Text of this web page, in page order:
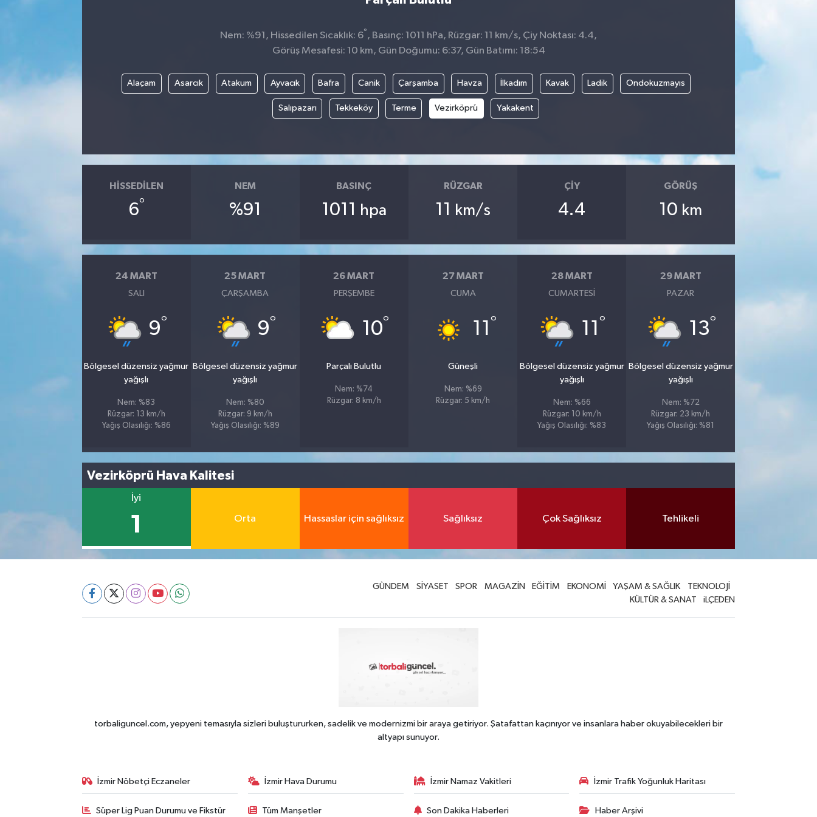
Nem: %91, Hissedilen Sıcaklık: 6° , Basınç: 1011 hPa, Rüzgar: 11 km/s, Çiy Noktası: 4.4,
Görüş Mesafesi: 10 km, Gün Doğumu: 6:37, Gün Batımı: 18:54
Alaçam Asarcık Atakum Ayvacık Bafra Canik Çarşamba Havza İlkadım Kavak Ladik Ondokuzmayıs
Salıpazarı Tekkeköy Terme Vezirköprü Yakakent
HISSEDILEN
6°
NEM
%91
BASINÇ
1011 hpa
RÜZGAR
11 km/s
ÇIY
4.4
GÖRÜŞ
10 km
24 MART
SALI
9°
Bölgesel düzensiz yağmur
yağışlı
Nem: %83
Rüzgar: 13 km/h
Yağış Olasılığı: %86
25 MART
ÇARŞAMBA
9°
Bölgesel düzensiz yağmur
yağışlı
Nem: %80
Rüzgar: 9 km/h
Yağış Olasılığı: %89
26 MART
PERŞEMBE
10°
Parçalı Bulutlu
Nem: %74
Rüzgar: 8 km/h
27 MART
CUMA
11 °
Güneşli
Nem: %69
Rüzgar: 5 km/h
28 MART
CUMARTESI
11 °
Bölgesel düzensiz yağmur
yağışlı
Nem: %66
Rüzgar: 10 km/h
Yağış Olasılığı: %83
29 MART
PAZAR
13°
Bölgesel düzensiz yağmur
yağışlı
Nem: %72
Rüzgar: 23 km/h
Yağış Olasılığı: %81
Vezirköprü Hava Kalitesi
İyi
1 Orta Hassaslar için sağlıksız Sağlıksız Çok Sağlıksız Tehlikeli
GÜNDEM SİYASET SPOR MAGAZİN EĞİTİM EKONOMİ YAŞAM & SAĞLIK
TEKNOLOJİ
KÜLTÜR & SANAT
iLÇEDEN
torbaliguncel.com, yepyeni temasıyla sizleri buluştururken, sadelik ve modernizmi bir araya getiriyor. Şatafattan kaçınıyor ve insanlara haber okuyabilecekleri bir
altyapı sunuyor.
İzmir Nöbetçi Eczaneler İzmir Hava Durumu İzmir Namaz Vakitleri İzmir Trafik Yoğunluk Haritası
Süper Lig Puan Durumu ve Fikstür Tüm Manşetler Son Dakika Haberleri Haber Arşivi